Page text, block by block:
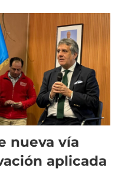
nueva vía
aplicada